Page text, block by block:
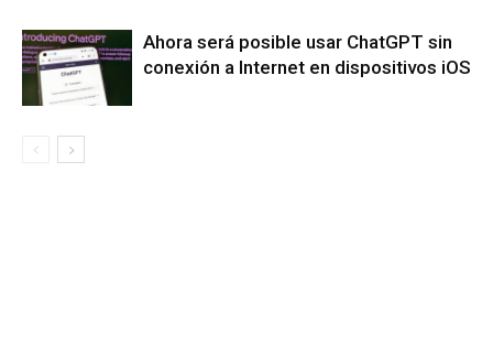
Ahora será posible usar ChatGPT sin
conexión a Internet en dispositivos iOS